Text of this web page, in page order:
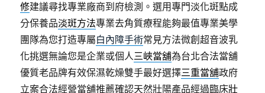
修建議尋找專業廠商到府檢測。選用專門淡化斑點成
分保養品淡斑方法專業去角質療程能夠最值專業美學
團隊為您打造專屬白內障手術常見方法微創超音波乳
化挑選無論您是企業或個人三峽當舖為台北合法當舖
優質老品牌有效保濕乾燥雙手最好選擇三重當舖政府
立案合法經營當舖推薦確認天然壯陽產品經過臨床壯